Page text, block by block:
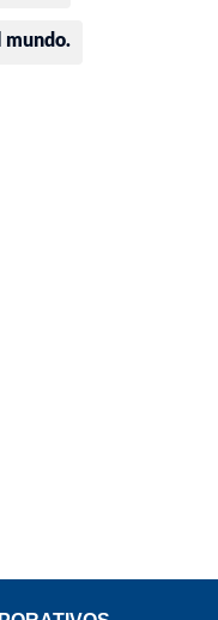
mundo.